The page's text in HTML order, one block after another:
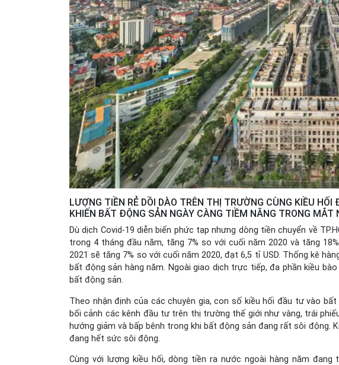
LƯỢNG TIỀN RẺ DỒI DÀO TRÊN THỊ TRƯỜNG CÙNG KIỀU
KHIẾN BẤT ĐỘNG SẢN NGÀY CÀNG TIỀM NĂNG TRONG
Dù dịch Covid-19 diễn biến phức tạp nhưng dòng tiền chuyển về
trong 4 tháng đầu năm, tăng 7% so với cuối năm 2020 và tăng
2021 sẽ tăng 7% so với cuối năm 2020, đạt 6,5 tỉ USD. Thống kê
bất động sản hàng năm. Ngoài giao dịch trực tiếp, đa phần kiều
bất động sản.
Theo nhận định của các chuyên gia, con số kiều hối đầu tư vào
bối cảnh các kênh đầu tư trên thị trường thế giới như vàng, trái
hướng giảm và bấp bênh trong khi bất động sản đang rất sôi động.
đang hết sức sôi động.
Cùng với lượng kiều hối, dòng tiền ra nước ngoài hàng năm